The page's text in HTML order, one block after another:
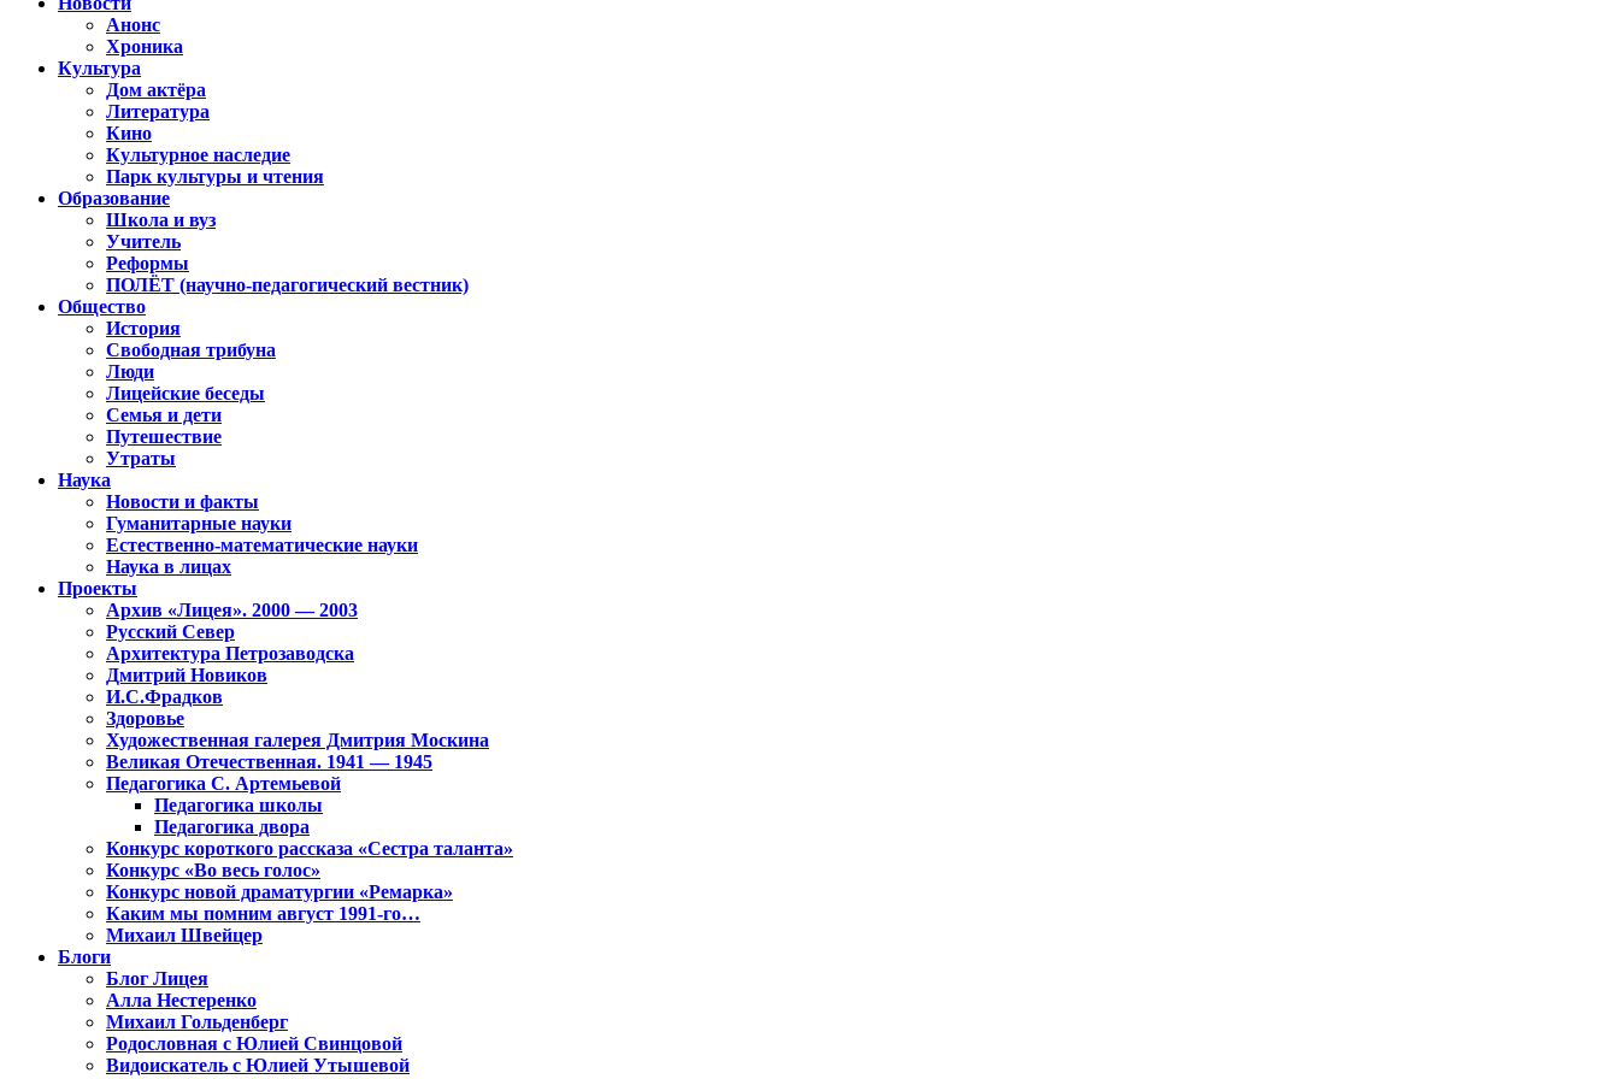
Анонс
Хроника
Культура
Дом актёра
Литература
Кино
Культурное наследие
Парк культуры и чтения
Образование
Школа и вуз
Учитель
Реформы
ПОЛЁТ (научно-педагогический вестник)
Общество
История
Свободная трибуна
Люди
Лицейские беседы
Семья и дети
Путешествие
Утраты
Наука
Новости и факты
Гуманитарные науки
Естественно-математические науки
Наука в лицах
Проекты
Архив «Лицея». 2000 — 2003
Русский Север
Архитектура Петрозаводска
Дмитрий Новиков
И.С.Фрадков
Здоровье
Художественная галерея Дмитрия Москина
Великая Отечественная. 1941 — 1945
Педагогика С. Артемьевой
Педагогика школы
Педагогика двора
Конкурс короткого рассказа «Сестра таланта»
Конкурс «Во весь голос»
Конкурс новой драматургии «Ремарка»
Каким мы помним август 1991-го…
Михаил Швейцер
Блоги
Блог Лицея
Алла Нестеренко
Михаил Гольденберг
Родословная с Юлией Свинцовой
Видоискатель с Юлией Утышевой